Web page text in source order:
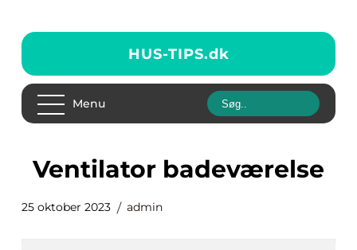
HUS-TIPS.dk
Menu
ventilator badeværelse
25 oktober 2023 admin